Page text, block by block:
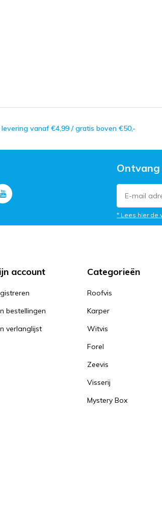
levering vanaf €4,99 / gratis boven €50,-
Ontvang
* Lees hier de
account
bestellingen
verlanglijst
Categorieën
Roofvis
Karper
Witvis
Forel
Zeevis
Visserij
Mystery Box